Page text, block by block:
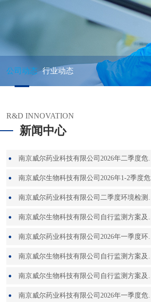
公司动态 行业动态
R&D INNOVATION
新闻中心
南京威尔药业科技有限公司2026年二季度危险废物信息公开
南京威尔生物科技有限公司2026年1-2季度危险废物信息
南京威尔药业科技有限公司二季度环境检测报告
南京威尔生物科技有限公司自行监测方案及2026年04月（季度）监测报告
南京威尔药业科技有限公司2026年一季度环境检测报告
南京威尔生物科技有限公司自行监测方案及2026年03月（月度）监测报告
南京威尔生物科技有限公司自行监测方案及2026年02月（月度）监测报告
南京威尔药业科技有限公司2026年一季度危废信息公开